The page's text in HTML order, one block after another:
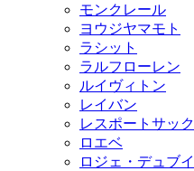
モンクレール
ヨウジヤマモト
ラシット
ラルフローレン
ルイヴィトン
レイバン
レスポートサック
ロエベ
ロジェ・デュブイ